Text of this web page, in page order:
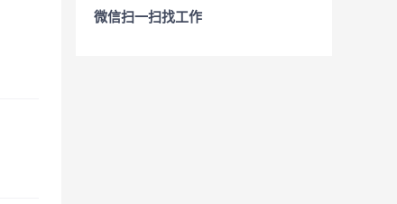
微信扫一扫找工作